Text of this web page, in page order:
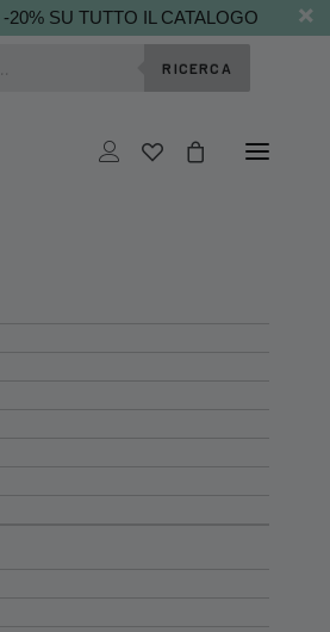
20% SU TUTTO IL CATALOGO
RICERCA